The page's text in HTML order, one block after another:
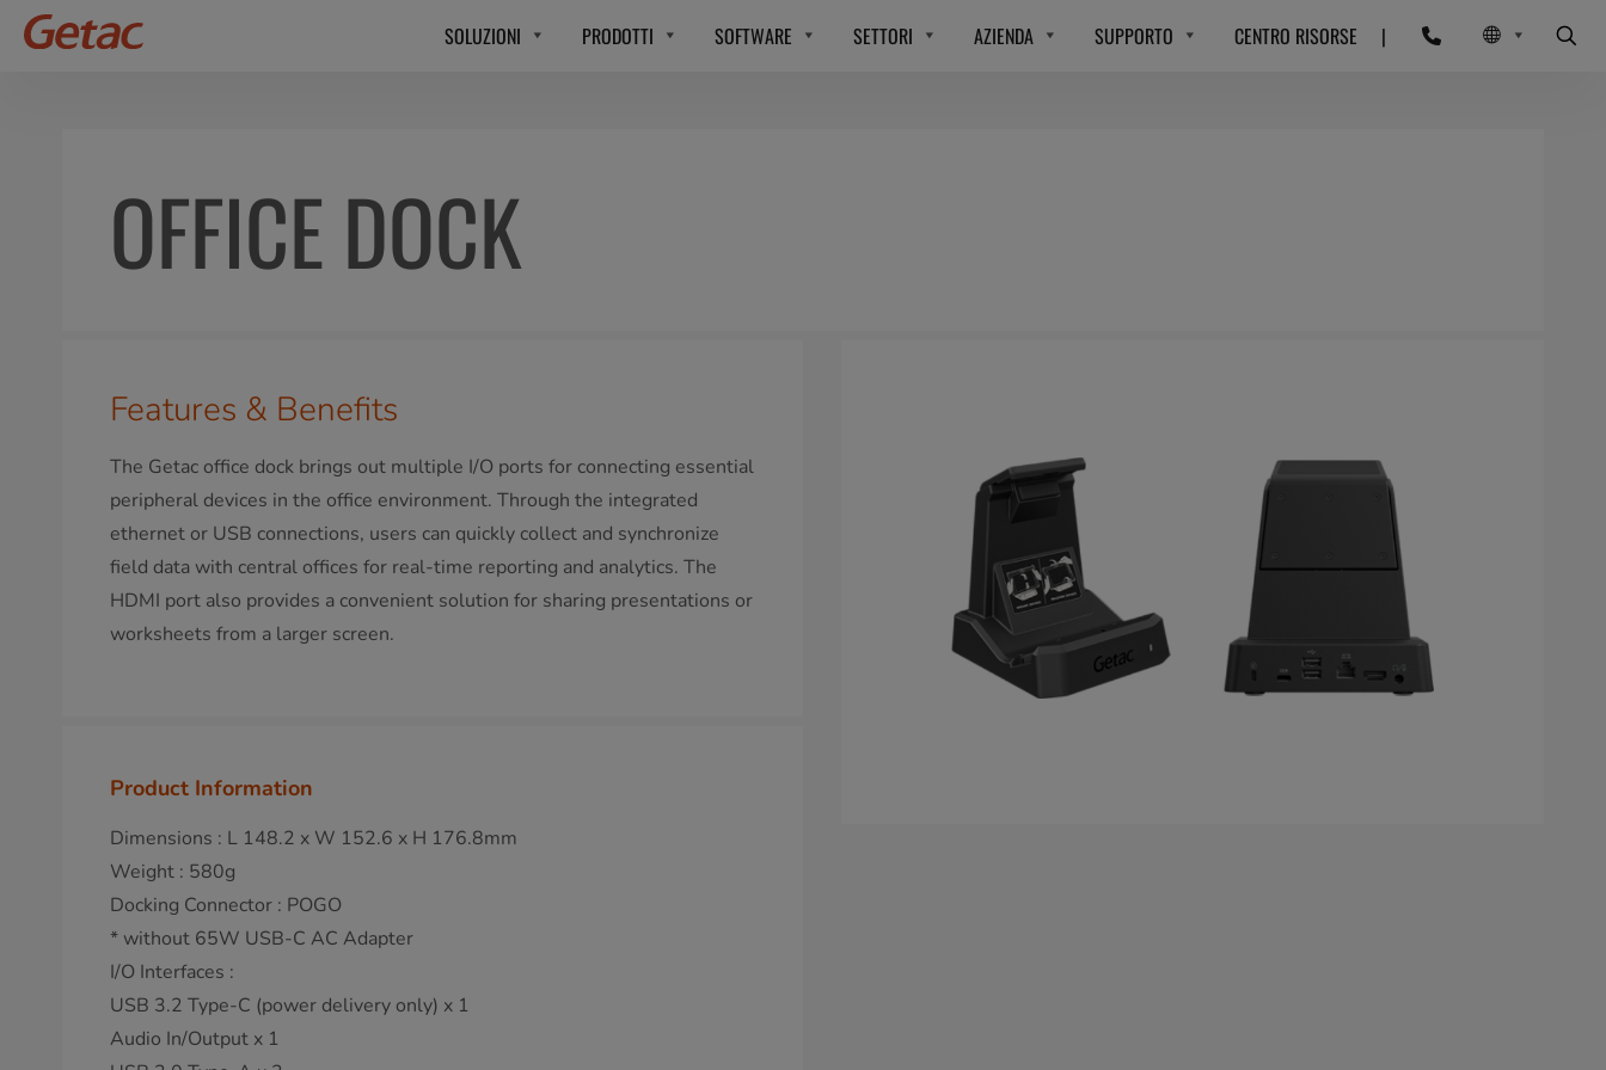
SOLUZIONI PRODOTTI SOFTWARE SETTORI AZIENDA SUPPORTO CENTRO RISORSE |
OFFICE DOCK
Features & Benefits
The Getac office dock brings out multiple I/O ports for connecting essential
peripheral devices in the office environment. Through the integrated
ethernet or USB connections, users can quickly collect and synchronize
field data with central offices for real-time reporting and analytics. The
HDMI port also provides a convenient solution for sharing presentations or
worksheets from a larger screen.
Product Information
Dimensions : L 148.2 x W 152.6 x H 176.8mm
Weight : 580g
Docking Connector : POGO
* without 65W USB-C AC Adapter
I/O Interfaces :
USB 3.2 Type-C (power delivery only) x 1
Audio In/Output x 1